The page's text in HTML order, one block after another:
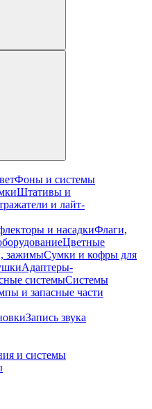
Фоны и системы
Штативы и
и лайт-
и насадкиФлаги,
Цветные
зажимыСумки и кофры для
Адаптеры-
системыСистемы
и запасные части
Запись звука
и системы